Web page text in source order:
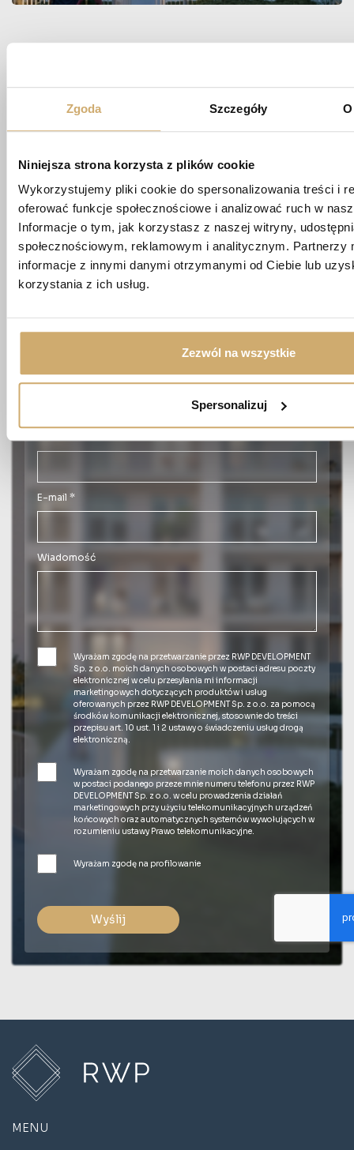
Zgoda Szczegóły
Niniejsza strona korzysta z plików cookie
Wykorzystujemy pliki cookie do spersonalizowania treści i
oferować funkcje społecznościowe i analizować ruch w
Informacje o tym, jak korzystasz z naszej witryny,
społecznościowym, reklamowym i analitycznym. Partnerzy
informacje z innymi danymi otrzymanymi od Ciebie lub
korzystania z ich usług.
Zezwól na wszystkie
Spersonalizuj
O MIESZKANIE
biuro@apartamentypoligonowa.pl
+48 881 737 573
+48 663 689 911
ul. Wędrowna 1/87,
20-819 Lublin
Imię *
Nazwisko *
Numer telefonu *
E-mail *
Wiadomość
Wyrażam zgodę na przetwarzanie przez RWP DEVELOPMENT
Sp. z o.o. moich danych osobowych w postaci adresu poczty
elektronicznej w celu przesyłania mi informacji
marketingowych dotyczących produktów i usług
oferowanych przez RWP DEVELOPMENT Sp. z o.o. za pomocą
środków komunikacji elektronicznej, stosownie do treści
przepisu art. 10 ust. 1 i 2 ustawy o świadczeniu usług drogą
elektroniczną.
Wyrażam zgodę na przetwarzanie moich danych osobowych
w postaci podanego przeze mnie numeru telefonu przez RWP
DEVELOPMENT Sp. z o.o. w celu prowadzenia działań
marketingowych przy użyciu telekomunikacyjnych urządzeń
końcowych oraz automatycznych systemów wywołujących w
rozumieniu ustawy Prawo telekomunikacyjne.
Wyrażam zgodę na profilowanie
Wyślij
MENU